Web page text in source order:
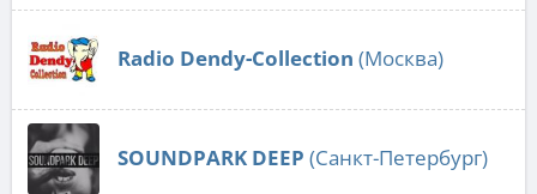
Radio Dendy-Collection (Москва)
SOUNDPARK DEEP (Санкт-Петербург)